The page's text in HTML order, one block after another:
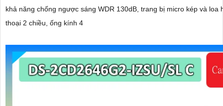
khả năng chống ngược sáng WDR 130dB, trang bị micro kép và loa
thoại 2 chiều, ống kính 4